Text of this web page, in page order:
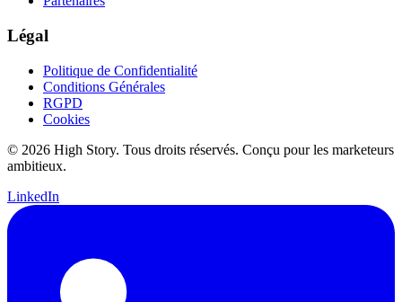
Légal
Politique de Confidentialité
Conditions Générales
RGPD
Cookies
© 2026 High Story. Tous droits réservés. Conçu pour les marketeurs
ambitieux.
LinkedIn